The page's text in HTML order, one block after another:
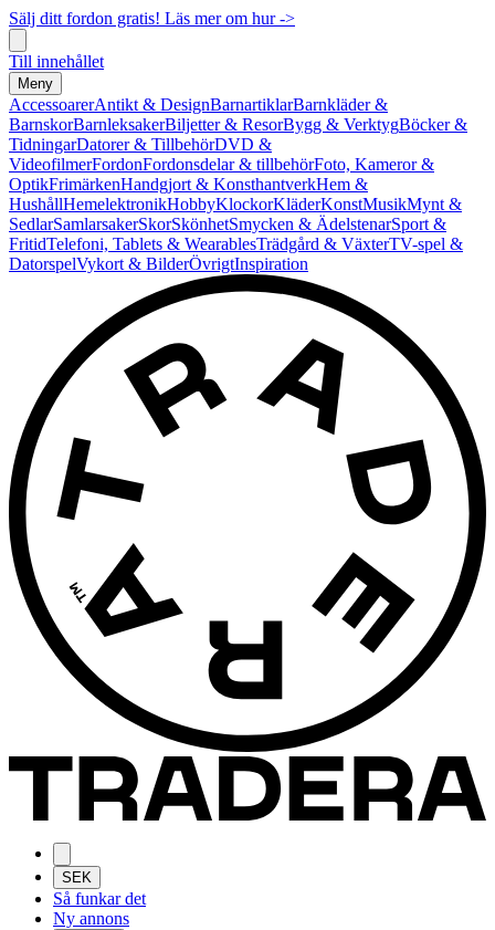
Sälj ditt fordon gratis! Läs mer om hur ->
Till innehållet
Meny
AccessoarerAntikt & DesignBarnartiklarBarnkläder &
BarnskorBarnleksakerBiljetter & ResorBygg & VerktygBöcker &
TidningarDatorer & TillbehörDVD &
VideofilmerFordonFordonsdelar & tillbehörFoto, Kameror &
OptikFrimärkenHandgjort & KonsthantverkHem &
HushållHemelektronikHobbyKlockorKläderKonstMusikMynt &
SedlarSamlarsakerSkorSkönhetSmycken & ÄdelstenarSport &
FritidTelefoni, Tablets & WearablesTrädgård & VäxterTV-spel &
DatorspelVykort & BilderÖvrigtInspiration
SEK
Så funkar det
Ny annons